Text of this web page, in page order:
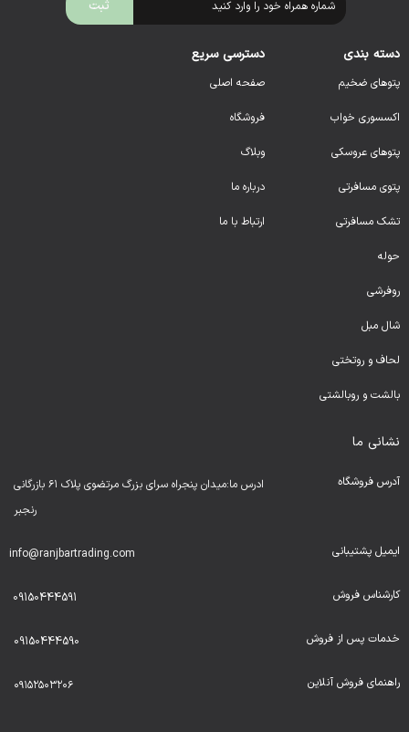
دسته بندی
پتوهای ضخیم
اکسسوری خواب
پتوهای عروسکی
پتوی مسافرتی
تشک مسافرتی
حوله
روفرشی
شال مبل
لحاف و روتختی
بالشت و روبالشتی
دسترسی سریع
صفحه اصلی
فروشگاه
وبلاگ
درباره ما
ارتباط با ما
نشانی ما
آدرس فروشگاه
ادرس ما:میدان پنجراه سرای بزرگ مرتضوی پلاک ۶۱ بازرگانی
رنجبر
ایمیل پشتیبانی info@ranjbartrading.com
کارشناس فروش 09150444591
خدمات پس از فروش 09150444590
راهنمای فروش آنلاین ۰۹۱۵۲۵۰۳۲۰۶